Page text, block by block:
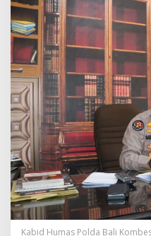
a
n
P
e
n
y
e
l
a
n
K
e
m
a
Kabid Humas Polda Bali